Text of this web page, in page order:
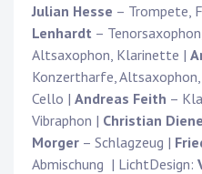
Julian Hesse – Trompete,
Lenhardt –
Altsaxophon, Klarinette |
Konzertharfe,
Cello | Andreas Feith –
Vibraphon | Christian
Morger – Schlagzeug |
Abmischung | LichtDesign: